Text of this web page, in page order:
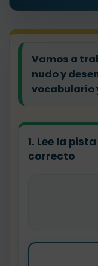
Vamos a
nudo y
vocabulario
1. Lee la
correcto